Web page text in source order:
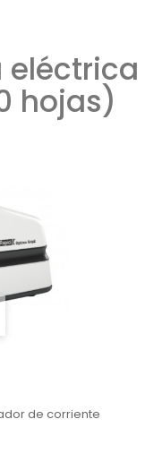
eléctrica
hojas)
de corriente